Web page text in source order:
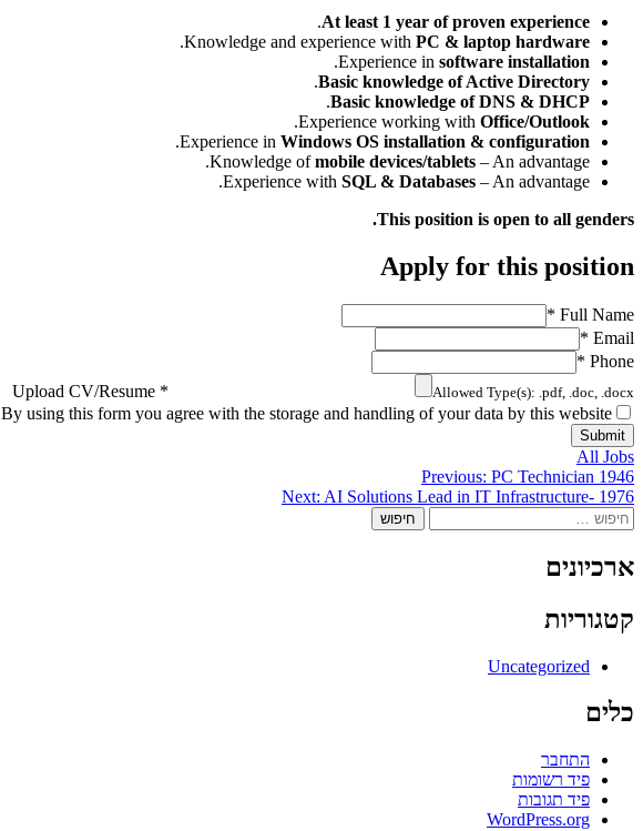
At least 1 year of proven experience
.
Knowledge and experience with PC & laptop hardware
.
Experience in software installation
.
Basic knowledge of Active Directory
.
Basic knowledge of DNS & DHCP
.
Experience working with Office/Outlook
.
Experience in Windows OS installation & configuration
.
Knowledge ofmobile devices/tablets – An advantage.
Experience with SQL & Databases – An advantage.
This position is open to all genders.
Apply for this position
Full Name
*
Email
*
Phone
*
Upload CV/Resume * Allowed Type(s): .pdf, .doc, .docx
By using this form you agree with the storage and handling of your data by this website.
All Jobs
ניווט Previous: PC Technician 1946
Next: AI Solutions Lead in IT Infrastructure- 1976
חיפוש:
ארכיונים
קטגוריות
Uncategorized
כלים
התחבר
פיד רשומות
פיד תגובות
WordPress.org